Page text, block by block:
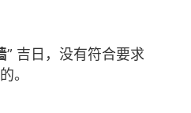
” 吉日，没有符合要求
的。